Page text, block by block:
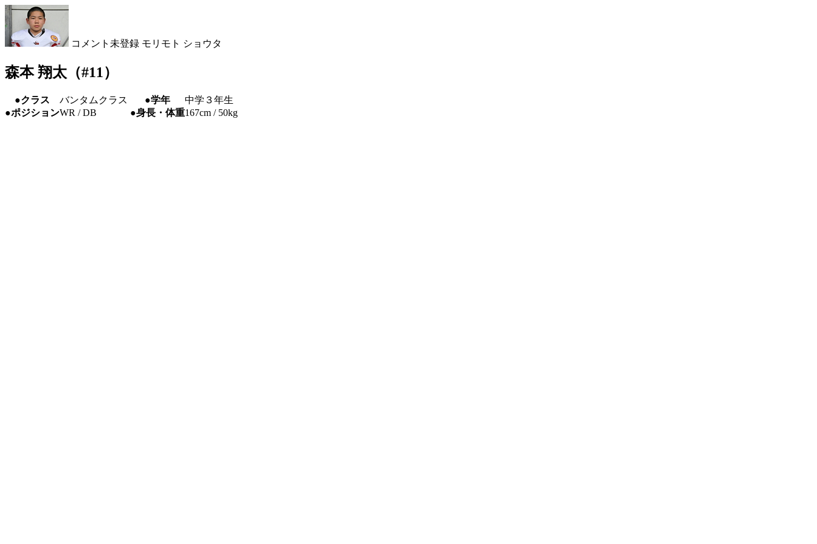
コメント未登録 モリモト ショウタ
森本 翔太（#11）
●クラス バンタムクラス ●学年
中学３年生
●ポジションWR / DB ●身長・体重167cm / 50kg